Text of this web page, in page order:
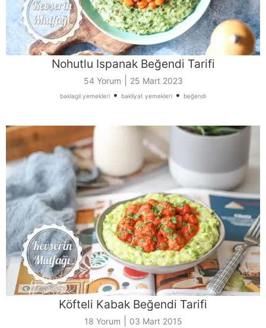
Nohutlu Ispanak Beğendi Tarifi
54 Yorum 25 Mart 2023
baklagil yemekleri • bakliyat yemekleri • beğendi
Köfteli Kabak Beğendi Tarifi
18 Yorum 03 Mart 2015